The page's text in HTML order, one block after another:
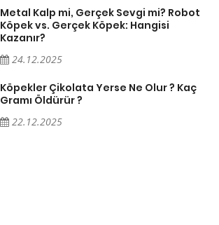
Metal Kalp mi, Gerçek Sevgi mi? Robot
Köpek vs. Gerçek Köpek: Hangisi
Kazanır?
24.12.2025
Köpekler Çikolata Yerse Ne Olur ? Kaç
Gramı Öldürür ?
22.12.2025